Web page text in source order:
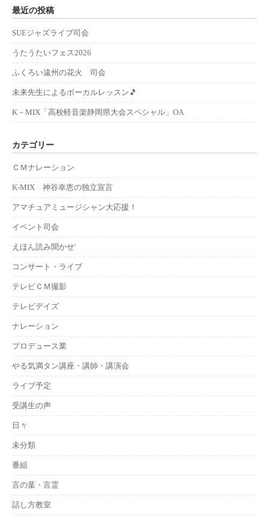
最近の投稿
SUEジャズライブ司会
うたうたいフェス2026
ふくろい遠州の花火 司会
未来先生によるボーカルレッスン🎵
K－MIX「高校軽音楽静岡県大会スペシャル」OA
カテゴリー
ＣＭナレーション
K-MIX 神谷幸恵の独立宣言
アマチュアミュージシャン大応援！
イベント司会
えほん読み聞かせ'
コンサート・ライブ
テレビＣＭ撮影
テレビデイズ
ナレーション
プロデュース業
やる気満タン講座・講師・講演会
ライブ予定
受講生の声
日々
未分類
番組
言の葉・言霊
話し方教室